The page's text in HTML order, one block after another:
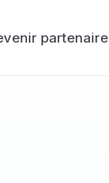
partenaire